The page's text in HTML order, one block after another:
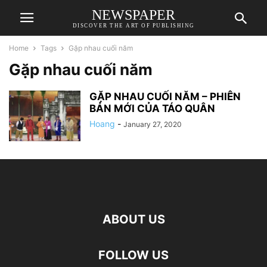
NEWSPAPER
DISCOVER THE ART OF PUBLISHING
Home Tags Gặp nhau cuối năm
Gặp nhau cuối năm
GẶP NHAU CUỐI NĂM – PHIÊN
BẢN MỚI CỦA TÁO QUÂN
Hoang - January 27, 2020
ABOUT US
FOLLOW US